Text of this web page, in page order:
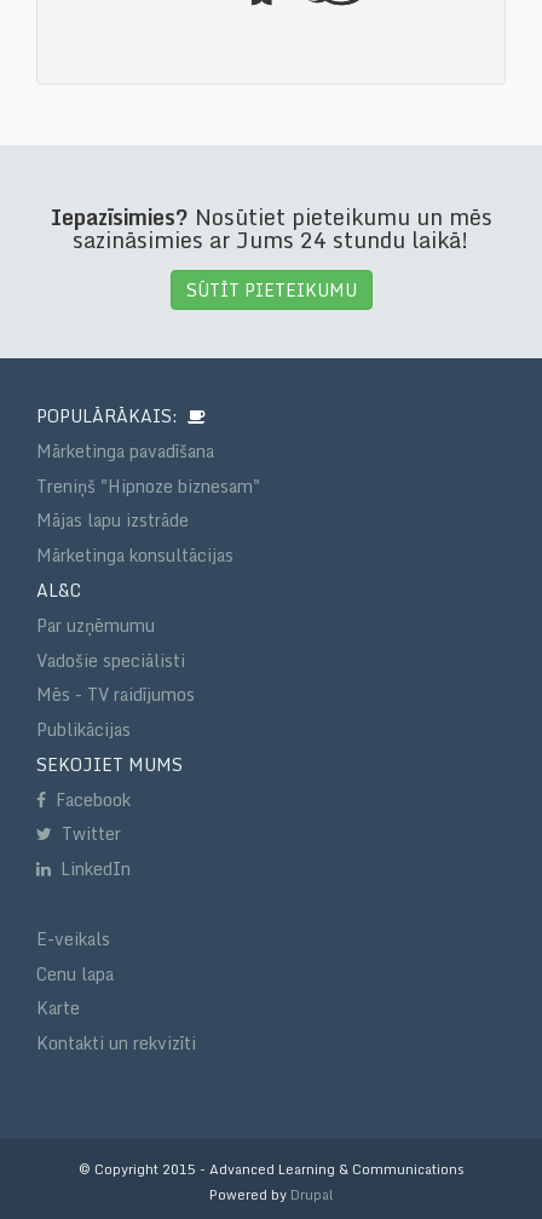
Iepazīsimies? Nosūtiet pieteikumu un mēs
sazināsimies ar Jums 24 stundu laikā!
SŪTĪT PIETEIKUMU
POPULĀRĀKAIS:
Mārketinga pavadīšana
Treniņš "Hipnoze biznesam"
Mājas lapu izstrāde
Mārketinga konsultācijas
AL&C
Par uzņēmumu
Vadošie speciālisti
Mēs - TV raidījumos
Publikācijas
SEKOJIET MUMS
Facebook
Twitter
LinkedIn
E-veikals
Cenu lapa
Karte
Kontakti un rekvizīti
© Copyright 2015 - Advanced Learning & Communications
Powered by Drupal